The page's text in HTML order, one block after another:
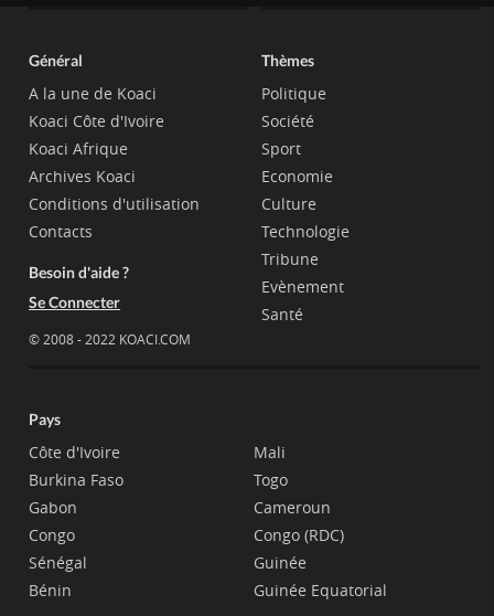
Général
A la une de Koaci
Koaci Côte d'Ivoire
Koaci Afrique
Archives Koaci
Conditions d'utilisation
Contacts
Besoin d'aide ?
Se Connecter
© 2008 - 2022 KOACI.COM
Thèmes
Politique
Société
Sport
Economie
Culture
Technologie
Tribune
Evènement
Santé
Pays
Côte d'Ivoire
Burkina Faso
Gabon
Congo
Sénégal
Bénin
Mali
Togo
Cameroun
Congo (RDC)
Guinée
Guinée Equatorial